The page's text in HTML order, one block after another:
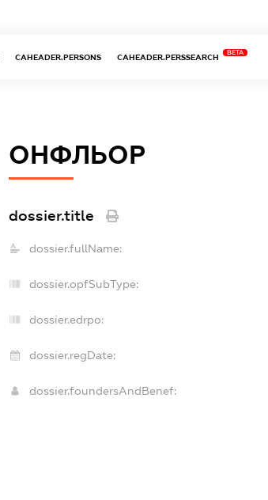
CAHEADER.PERSONS CAHEADER.PERSSEARCH
BETA
ОНФЛЬОР
dossier.title
dossier.fullName:
dossier.opfSubType:
dossier.edrpo:
dossier.regDate:
dossier.foundersAndBenef: